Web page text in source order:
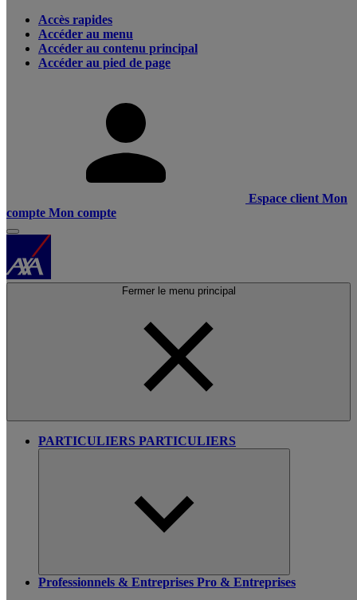
Accès rapides
Accéder au menu
Accéder au contenu principal
Accéder au pied de page
Espace client Mon
compte Mon compte
Fermer le menu principal
PARTICULIERS PARTICULIERS
Professionnels & Entreprises Pro & Entreprises